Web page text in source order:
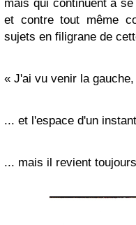
mais qui continuent à
et contre tout même
sujets en filigrane de
« J'ai vu venir la
... et l'espace d'un
... mais il revient